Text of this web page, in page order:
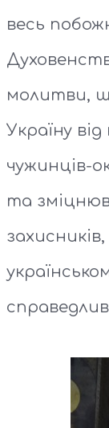
весь
молитви,
Україну
чужинців-
та